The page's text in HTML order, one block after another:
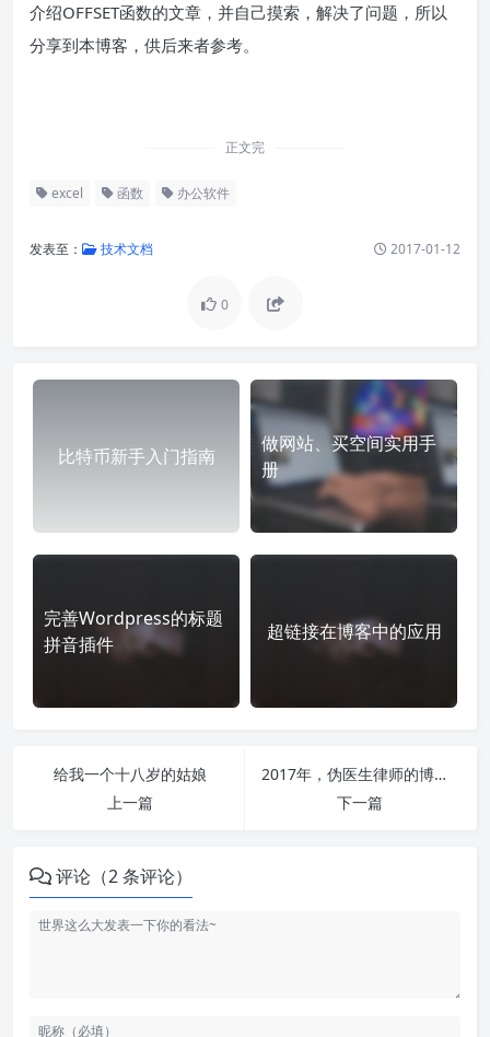
介绍OFFSET函数的文章，并自己摸索，解决了问题，所以
分享到本博客，供后来者参考。
正文完
excel 函数 办公软件
发表至： 技术文档 2017-01-12
0
比特币新手入门指南
做网站、买空间实用手
册
完善Wordpress的标题
拼音插件
超链接在博客中的应用
给我一个十八岁的姑娘
上一篇
2017年，伪医生律师的博客回来了
下一篇
评论（2 条评论）